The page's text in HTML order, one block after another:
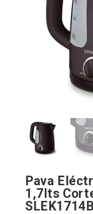
Pava
1,7lts
SLEK1714B